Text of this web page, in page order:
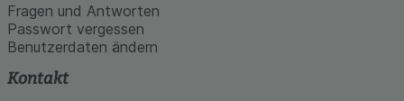
Fragen und Antworten
Passwort vergessen
Benutzerdaten ändern
Kontakt